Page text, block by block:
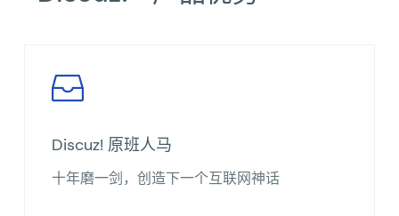
Discuz! 原班人马
十年磨一剑，创造下一个互联网神话